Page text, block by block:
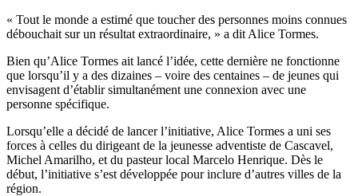
« Tout le monde a estimé que toucher des personnes moins connues
débouchait sur un résultat extraordinaire, » a dit Alice Tormes.
Bien qu’Alice Tormes ait lancé l’idée, cette dernière ne fonctionne
que lorsqu’il y a des dizaines – voire des centaines – de jeunes qui
envisagent d’établir simultanément une connexion avec une
personne spécifique.
Lorsqu’elle a décidé de lancer l’initiative, Alice Tormes a uni ses
forces à celles du dirigeant de la jeunesse adventiste de Cascavel,
Michel Amarilho, et du pasteur local Marcelo Henrique. Dès le
début, l’initiative s’est développée pour inclure d’autres villes de la
région.